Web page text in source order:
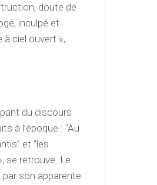
doute de
inculpé et
à ciel ouvert »,
du discours
à l’époque : “Au
et “les
se retrouve. Le
son apparente